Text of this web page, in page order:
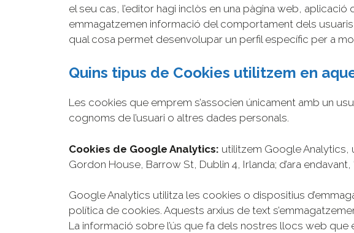
el seu cas, l’editor hagi inclòs en una pàgina web,
emmagatzemen informació del comportament dels
qual cosa permet desenvolupar un perfil específic per a
Quins tipus de Cookies utilitzem en
Les cookies que emprem s’associen únicament amb un
cognoms de l’usuari o altres dades personals.
Cookies de Google Analytics: utilitzem Google Analytics,
Gordon House, Barrow St, Dublin 4, Irlanda; d’ara endavant,
Google Analytics utilitza les cookies o dispositius
política de cookies. Aquests arxius de text
La informació sobre l’ús que fa dels nostres llocs web